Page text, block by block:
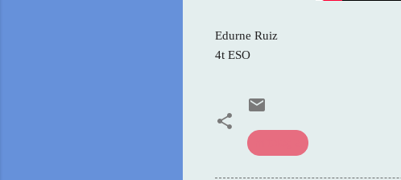
Edurne Ruiz
4t ESO